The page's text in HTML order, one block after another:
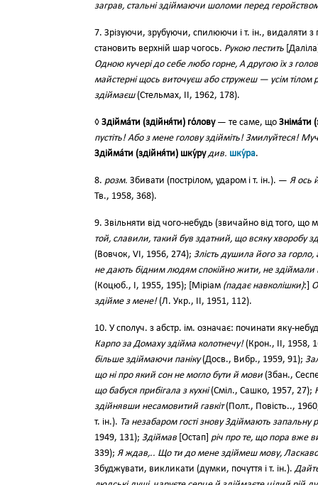
заграв, стальні здіймаючи шоломи перед
7. Зрізуючи, зрубуючи, спилюючи і т. ін., видаляти
становить верхній шар чогось. Рукою пестить
Одною кучері до себе любо горне, А другою їх з
майстерні щось виточуєш або стружеш — усім тілом
здіймаєш(Стельмах, II, 1962, 178).
◊ Здійма́ти (здійня́ти) го́лову— те саме, що Зніма́ти
пустіть! Або з мене голову здійміть! Змилуйтеся!
Здійма́ти (здійня́ти) шку́ру див. шку́ра.
8. розм. Збивати (пострілом, ударом і т. ін.). — Я ось
Тв., 1958, 368).
9. Звільняти від чого-небудь (звичайно від того,
той, славили, такий був здатний, що всяку хворобу
(Вовчок, VI, 1956, 274); Злість душила його за
не дають бідним людям спокійно жити, не
(Коцюб., І, 1955, 195); [Міріам (падає навколішки):]
здійме з мене!(Л. Укр., II, 1951, 112).
10. У сполуч. з абстр. ім. означає: починати яку-
Карпо за Домаху здійма колотнечу!(Крон., II, 1958,
більше здіймаючи паніку(Досв., Вибр., 1959, 91);
що ні про який сон не могло бути й мови (Збан.,
що бабуся прибігала з кухні(Сміл., Сашко, 1957, 27);
здійнявши несамовитий гавкіт(Полт., Повість..,
т. ін.). Та незабаром гості знову Здіймають запальну
1949, 131); Здіймав [Остап] річ про те, що пора вже
339); Я ждав,.. Що ти до мене здіймеш мову,
Збуджувати, викликати (думки, почуття і т. ін.).